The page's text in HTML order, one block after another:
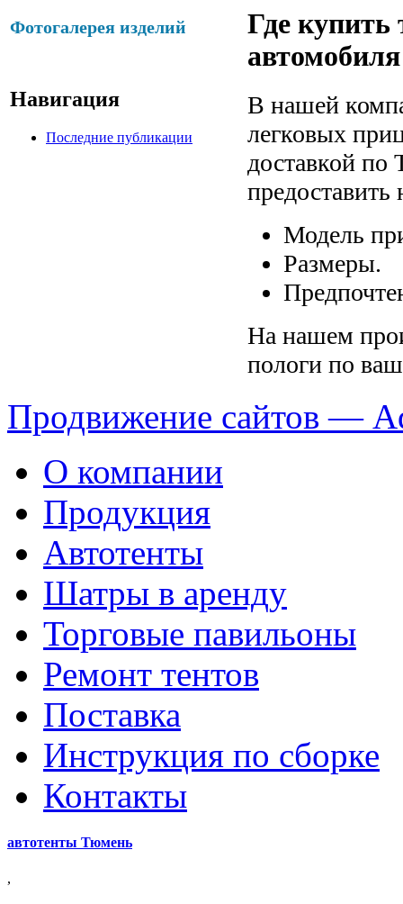
Фотогалерея изделий
Навигация
Последние публикации
Где купить
В нашей
легковых
доставкой по
Модель
Размеры.
На нашем
пологи по
Продвижение сайтов —
О компании
Продукция
Автотенты
Шатры в аренду
Торговые павильоны
Ремонт тентов
Поставка
Инструкция по сборке
Контакты
автотенты Тюмень
,